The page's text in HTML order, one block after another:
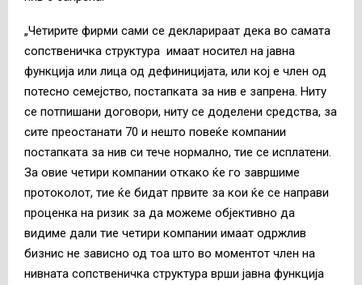
„Четирите фирми сами се декларираат дека во самата
сопственичка структура имаат носител на јавна
функција или лица од дефиницијата, или кој е член од
потесно семејство, постапката за нив е запрена. Ниту
се потпишани договори, ниту се доделени средства, за
сите преостанати 70 и нешто повеќе компании
постапката за нив си тече нормално, тие се исплатени.
За овие четири компании откако ќе го завршиме
протоколот, тие ќе бидат првите за кои ќе се направи
проценка на ризик за да можеме објективно да
видиме дали тие четири компании имаат одржлив
бизнис не зависно од тоа што во моментот член на
нивната сопственичка структура врши јавна функција